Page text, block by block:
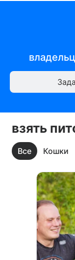
взять
Все Кошки